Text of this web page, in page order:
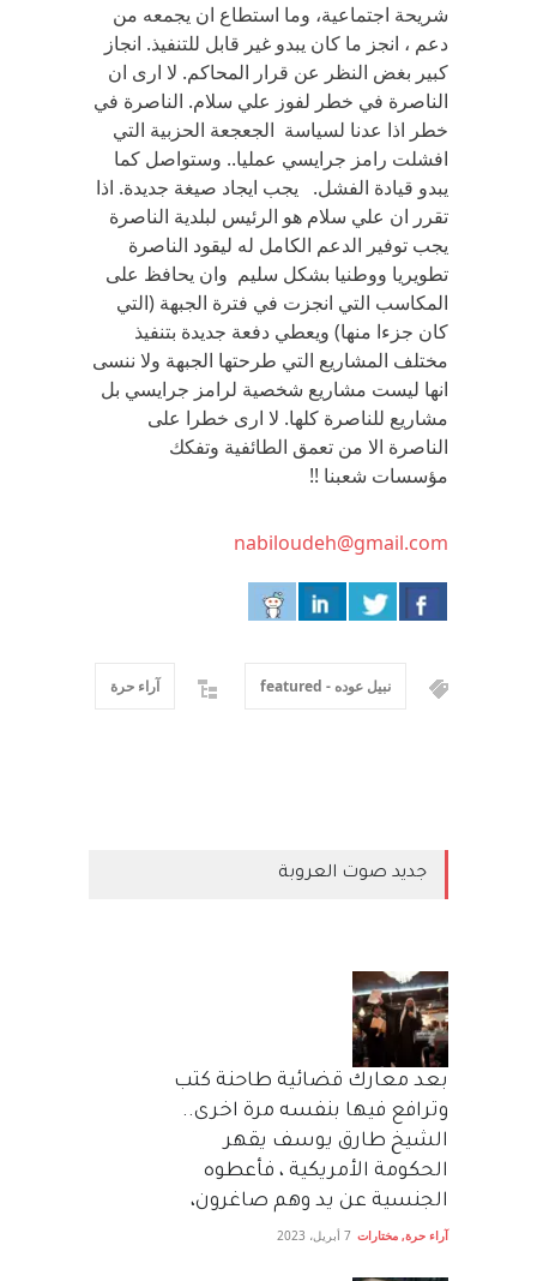
شريحة اجتماعية، وما استطاع ان يجمعه من
دعم ، انجز ما كان يبدو غير قابل للتنفيذ. انجاز
كبير بغض النظر عن قرار المحاكم. لا ارى ان
الناصرة في خطر لفوز علي سلام. الناصرة في
خطر اذا عدنا لسياسة الجعجعة الحزبية التي
افشلت رامز جرايسي عمليا.. وستواصل كما
يبدو قيادة الفشل. يجب ايجاد صيغة جديدة. اذا
تقرر ان علي سلام هو الرئيس لبلدية الناصرة
يجب توفير الدعم الكامل له ليقود الناصرة
تطويريا ووطنيا بشكل سليم وان يحافظ على
المكاسب التي انجزت في فترة الجبهة (التي
كان جزءا منها) ويعطي دفعة جديدة بتنفيذ
مختلف المشاريع التي طرحتها الجبهة ولا ننسى
انها ليست مشاريع شخصية لرامز جرايسي بل
مشاريع للناصرة كلها. لا ارى خطرا على
الناصرة الا من تعمق الطائفية وتفكك
مؤسسات شعبنا !!
nabiloudeh@gmail.com
نبيل عوده - featured آراء حرة
جديد صوت العروبة
بعد معارك قضائية طاحنة كتب
وترافع فيها بنفسه مرة اخرى..
الشيخ طارق يوسف يقهر
الحكومة الأمريكية ، فأعطوه
الجنسية عن يد وهم صاغرون،
آراء حرة, مختارات 7 أبريل، 2023